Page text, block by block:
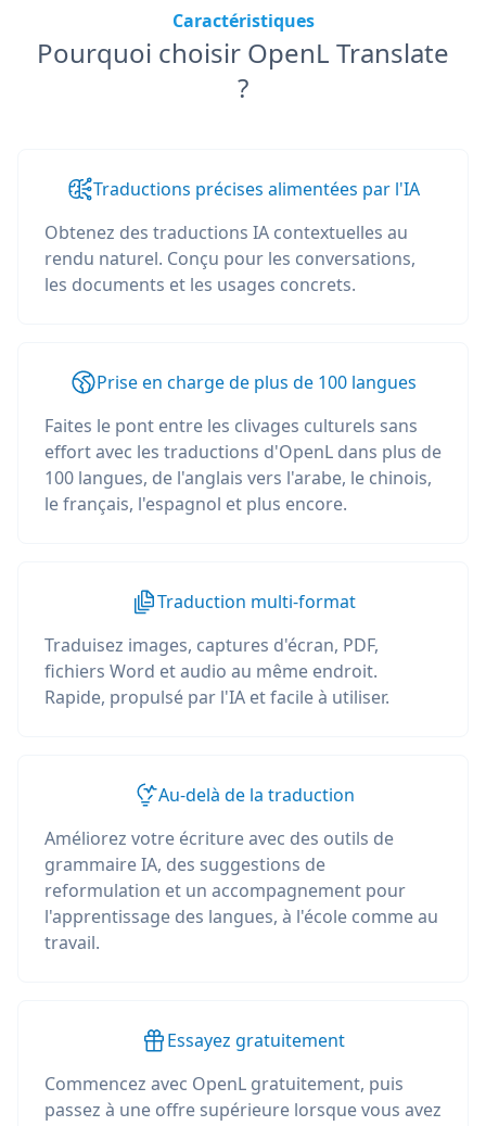
Caractéristiques
Pourquoi choisir OpenL Translate
?
Traductions précises alimentées par l'IA
Obtenez des traductions IA contextuelles au
rendu naturel. Conçu pour les conversations,
les documents et les usages concrets.
Prise en charge de plus de 100 langues
Faites le pont entre les clivages culturels sans
effort avec les traductions d'OpenL dans plus de
100 langues, de l'anglais vers l'arabe, le chinois,
le français, l'espagnol et plus encore.
Traduction multi-format
Traduisez images, captures d'écran, PDF,
fichiers Word et audio au même endroit.
Rapide, propulsé par l'IA et facile à utiliser.
Au-delà de la traduction
Améliorez votre écriture avec des outils de
grammaire IA, des suggestions de
reformulation et un accompagnement pour
l'apprentissage des langues, à l'école comme au
travail.
Essayez gratuitement
Commencez avec OpenL gratuitement, puis
passez à une offre supérieure lorsque vous avez